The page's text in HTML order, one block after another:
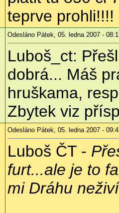
teprve prohli!!!!
Odesláno Pátek, 05. ledna 2007 -
Luboš_ct:
dobrá... Máš
hruškama,
Zbytek viz
Odesláno Pátek, 05. ledna 2007 -
Luboš ČT -
furt...ale je to
mi Dráhu